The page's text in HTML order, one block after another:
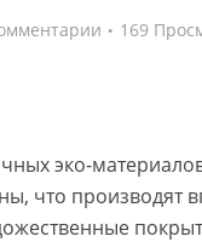
169
эко-
что производят